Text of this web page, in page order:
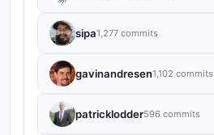
sipa1,277 commits
gavinandresen1,102 commits
patricklodder596 commits